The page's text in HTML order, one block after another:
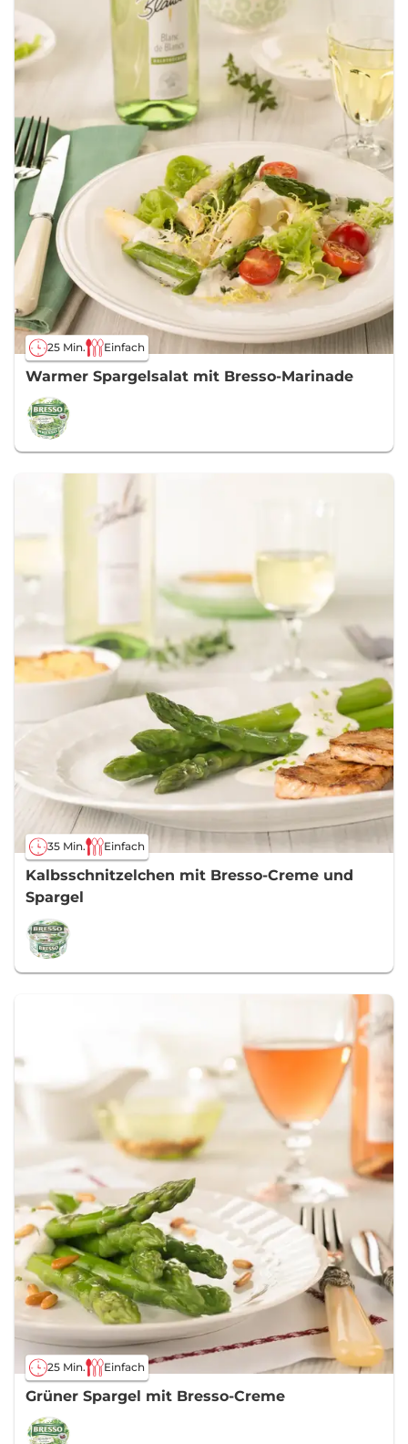
25 Min. Einfach
Warmer Spargelsalat mit Bresso-Marinade
35 Min. Einfach
Kalbsschnitzelchen mit Bresso-Creme und
Spargel
25 Min. Einfach
Grüner Spargel mit Bresso-Creme